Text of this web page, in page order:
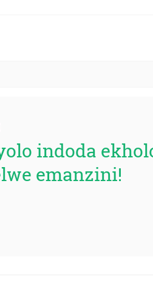
indoda
emanzini!